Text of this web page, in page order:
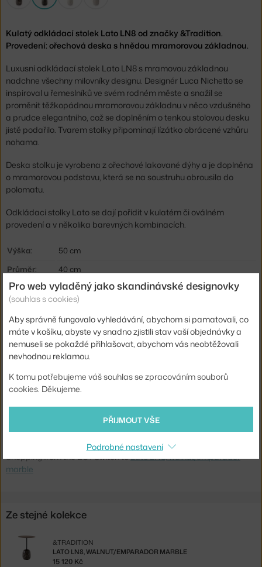
Kulatý odkládací stolek Lato LN8 od značky &Tradition.
Provedení: ořechová deska s hnědou mramorovou základnou.
Luxusní odkládací stolek Lato LN8 s mramovou základnou
nadchne všechny milovníky designu. Designér Luca Nichetto se
inspiroval u řemeslníků ve svém rodném měste a snažil se
proměnit těžkopádnou mramorovou základnu v něco vzdušného
a prudce elegantního, což se doplněním o tenkou stolovou desku
jistě podařilo. Tvarem stolky připomínají lízátko obrácené vzhůru
nohama.
Deska stolku je vyrobena z ořechové lakované dýhy a je doplněna
o mramorovou podstavu, která se na soustruhu obrousila do
polomatu.
Odkládací stolky Lato se dají pořídit v kulatém či oválném
provedení a v několika barevných kombinacích.
Výška:
50 cm
Průměr:
40 cm
Barva:
hnědá, ořech
Materiál:
lakovaná ořechová dýha, mramor, práškově lakovaná
ocel
Podnož:
kov
Tvar stolu:
kruh
Deska stolu:
dřevo
Kód
AND-133028A309
Ste zo Slovenska? Prejdite naLato LN8, walnut/emparador
Shopping from the EU? Switch toLato LN8, walnut/emparador
marble
Ze stejné kolekce
LATO LN8, WALNUT/EMPARADOR MARBLE
&TRADITION
15 120 Kč
Pro web vyladěný jako skandinávské designovky
(souhlas s cookies)
Aby správně fungovalo vyhledávání, abychom si pamatovali, co
máte v košíku, abyste vy snadno zjistili stav vaší objednávky a
nemuseli se pokaždé přihlašovat, abychom vás neobtěžovali
nevhodnou reklamou.
K tomu potřebujeme váš souhlas se zpracováním souborů
cookies. Děkujeme.
PŘIJMOUT VŠE
Podrobné nastavení